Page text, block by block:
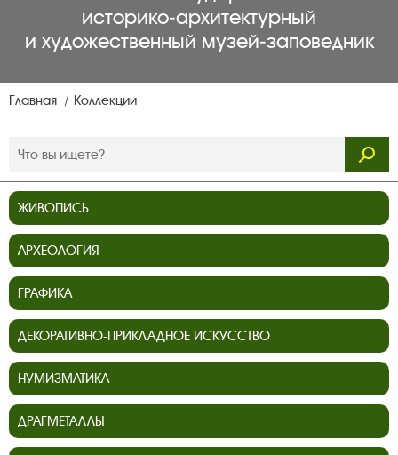
историко‑архитектурный
и художественный музей‑заповедник
Главная Коллекции
ЖИВОПИСЬ
АРХЕОЛОГИЯ
ГРАФИКА
ДЕКОРАТИВНО-ПРИКЛАДНОЕ ИСКУССТВО
НУМИЗМАТИКА
ДРАГМЕТАЛЛЫ